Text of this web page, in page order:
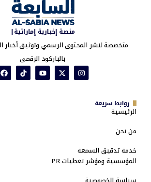
منصة إخبارية إماراتية|
متخصصة لنشر المحتوى الرسمي وتوثيق أخبار
بالباركود الرقمي
روابط سريعة
الرئيسية
من نحن
خدمة تدقيق السمعة
المؤسسية ومؤشر تغطيات PR